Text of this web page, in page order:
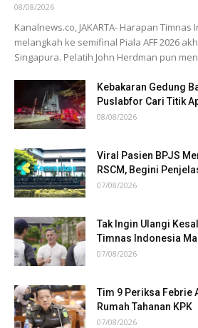
08/08/2026
Kanalnews.co, JAKARTA- Harapan
melangkah ke semifinal Piala AFF 2026
Singapura. Pelatih John Herdman pun
Kebakaran Gedung
Puslabfor Cari Titik
08/08/2026
Viral Pasien BPJS
RSCM, Begini
07/08/2026
Tak Ingin Ulangi
Timnas Indonesia
07/08/2026
Tim 9 Periksa Febrie
Rumah Tahanan KPK
07/08/2026